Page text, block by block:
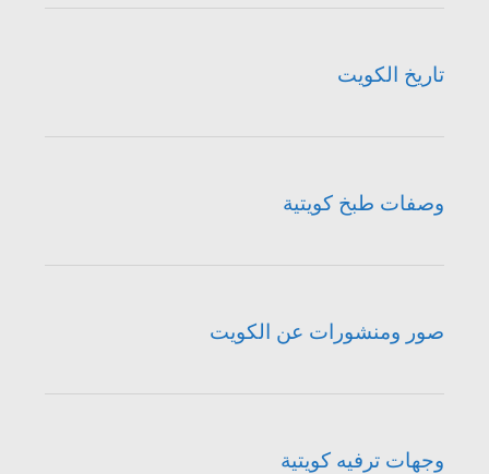
تاريخ الكويت
وصفات طبخ كويتية
صور ومنشورات عن الكويت
وجهات ترفيه كويتية